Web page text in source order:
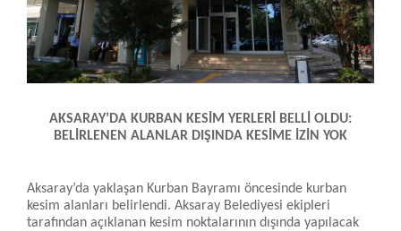
AKSARAY’DA KURBAN KESİM YERLERİ BELLİ OLDU:
BELİRLENEN ALANLAR DIŞINDA KESİME İZİN YOK
Aksaray’da yaklaşan Kurban Bayramı öncesinde kurban
kesim alanları belirlendi. Aksaray Belediyesi ekipleri
tarafından açıklanan kesim noktalarının dışında yapılacak